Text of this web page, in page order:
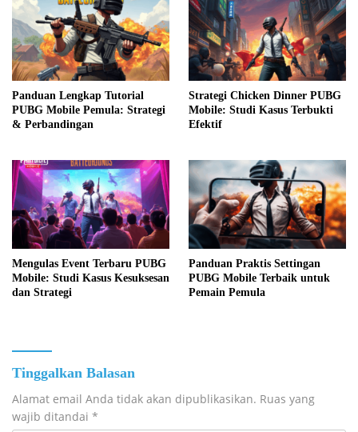
Panduan Lengkap Tutorial
PUBG Mobile Pemula: Strategi
& Perbandingan
Strategi Chicken Dinner PUBG
Mobile: Studi Kasus Terbukti
Efektif
Mengulas Event Terbaru PUBG
Mobile: Studi Kasus Kesuksesan
dan Strategi
Panduan Praktis Settingan
PUBG Mobile Terbaik untuk
Pemain Pemula
Tinggalkan Balasan
Alamat email Anda tidak akan dipublikasikan. Ruas yang
wajib ditandai *